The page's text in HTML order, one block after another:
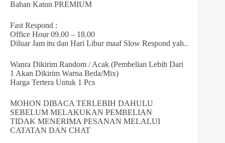
Bahan Katun PREMIUM
Fast Respond :
Office Hour 09.00 – 18.00
Diluar Jam itu dan Hari Libur maaf Slow Respond yah..
Wanra Dikirim Random / Acak (Pembelian Lebih Dari
1 Akan Dikirim Warna Beda/Mix)
Harga Tertera Untuk 1 Pcs
MOHON DIBACA TERLEBIH DAHULU
SEBELUM MELAKUKAN PEMBELIAN
TIDAK MENERIMA PESANAN MELALUI
CATATAN DAN CHAT